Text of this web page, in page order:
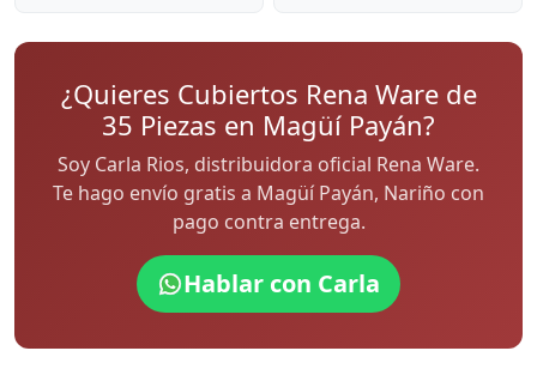
¿Quieres Cubiertos Rena Ware de
35 Piezas en Magüí Payán?
Soy Carla Rios, distribuidora oficial Rena Ware.
Te hago envío gratis a Magüí Payán, Nariño con
pago contra entrega.
Hablar con Carla